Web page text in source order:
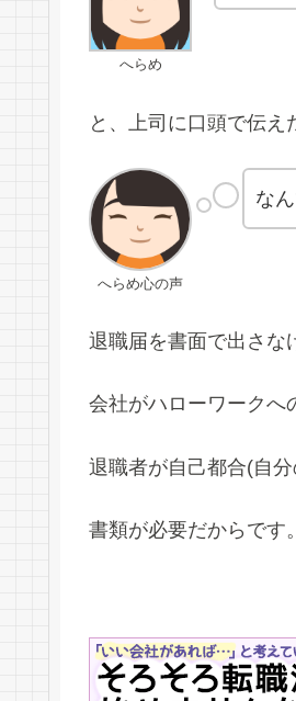
へらめ
と、上司に口頭で伝え
へらめ心の声
な
退職届を書面で出さな
会社がハローワークへ
退職者が自己都合(自
書類が必要だからです。